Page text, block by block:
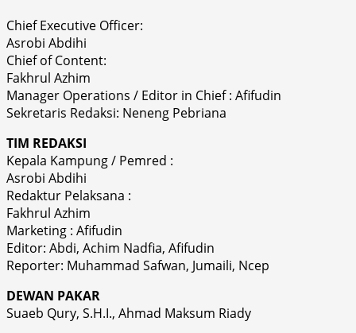
Chief Executive Officer:
Asrobi Abdihi
Chief of Content:
Fakhrul Azhim
Manager Operations / Editor in Chief : Afifudin
Sekretaris Redaksi: Neneng Pebriana
TIM REDAKSI
Kepala Kampung / Pemred :
Asrobi Abdihi
Redaktur Pelaksana :
Fakhrul Azhim
Marketing : Afifudin
Editor: Abdi, Achim Nadfia, Afifudin
Reporter: Muhammad Safwan, Jumaili, Ncep
DEWAN PAKAR
Suaeb Qury, S.H.I., Ahmad Maksum Riady